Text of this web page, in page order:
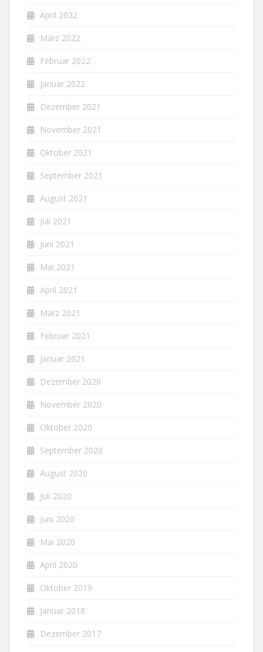
April 2022
März 2022
Februar 2022
Januar 2022
Dezember 2021
November 2021
Oktober 2021
September 2021
August 2021
Juli 2021
Juni 2021
Mai 2021
April 2021
März 2021
Februar 2021
Januar 2021
Dezember 2020
November 2020
Oktober 2020
September 2020
August 2020
Juli 2020
Juni 2020
Mai 2020
April 2020
Oktober 2019
Januar 2018
Dezember 2017